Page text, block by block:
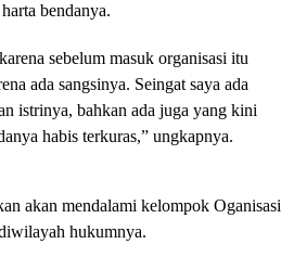
bendanya.
sebelum masuk organisasi itu
ada sangsinya. Seingat saya ada
istrinya, bahkan ada juga yang kini
habis terkuras,” ungkapnya.
akan mendalami kelompok Oganisasi
hukumnya.